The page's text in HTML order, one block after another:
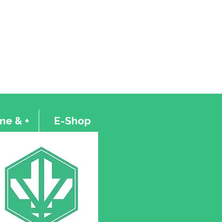
& + E-Shop